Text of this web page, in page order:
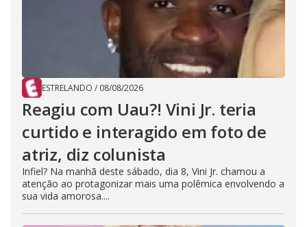
ESTRELANDO / 08/08/2026
Reagiu com Uau?! Vini Jr. teria
curtido e interagido em foto de
atriz, diz colunista
Infiel? Na manhã deste sábado, dia 8, Vini Jr. chamou a
atenção ao protagonizar mais uma polêmica envolvendo a
sua vida amorosa....